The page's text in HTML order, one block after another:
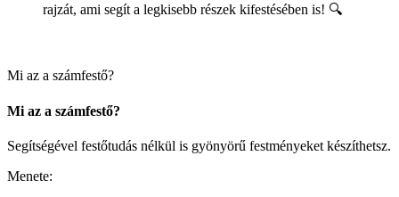
rajzát, ami segít a legkisebb részek kifestésében is! 🔍
Mi az a számfestő?
Mi az a számfestő?
Segítségével festőtudás nélkül is gyönyörű festményeket készíthetsz.
Menete: